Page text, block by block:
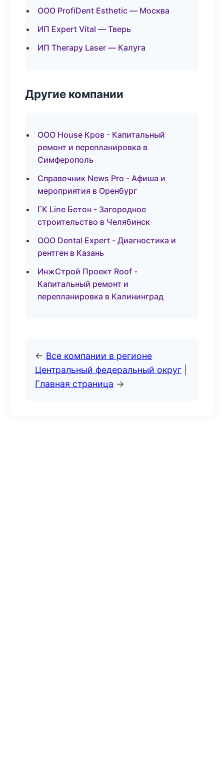
ООО ProfiDent Esthetic — Москва
ИП Expert Vital — Тверь
ИП Therapy Laser — Калуга
Другие компании
ООО House Кров - Капитальный
ремонт и перепланировка в
Симферополь
Справочник News Pro - Афиша и
мероприятия в Оренбург
ГК Line Бетон - Загородное
строительство в Челябинск
ООО Dental Expert - Диагностика и
рентген в Казань
ИнжСтрой Проект Roof -
Капитальный ремонт и
перепланировка в Калининград
← Все компании в регионе
Центральный федеральный округ
Главная страница →